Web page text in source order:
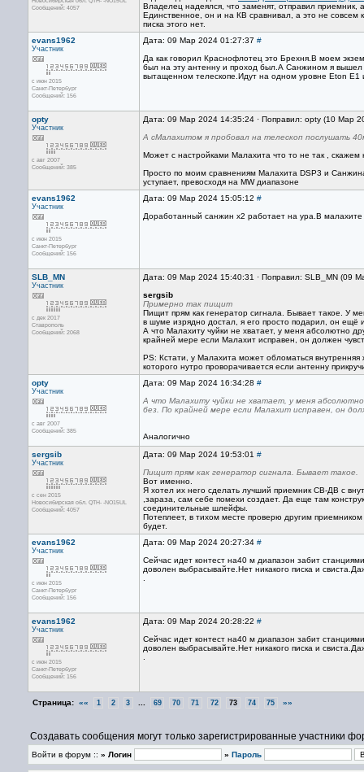
Сообщений: 4057
Владелец надеялся, что заменят, отправил
Единственное, он и на КВ сравнивал, а это не совсем
писка этого нет.
evans1962
Участник
с июн 2015
Санкт-Петербург
Сообщений: 156
Дата: 09 Мар 2024 01:27:37 #
Да как говорил Краснофлотец это Брехня.В моем
был на эту антенну и проход был.А Санжином я
вытащенном телескопе.Идут на одном уровне Eton E1
opty
Участник
с авг 2007
Сообщений: 385
Дата: 09 Мар 2024 14:35:24 · Поправил: opty (10 Мар
А сМалахитом я пробовал на телескоп послушать
Может с настройками Малахита что то не так ,
Просто по моим сравнениям Малахита DSP3 и
уступает, превосходя на MW диапазоне
evans1962
Участник
с июн 2015
Санкт-Петербург
Сообщений: 156
Дата: 09 Мар 2024 15:05:12 #
Доработанный санжин х2 работает на ура.В
SLB_MN
Участник
с дек 2017
Ставрополь
Сообщений: 2068
Дата: 09 Мар 2024 15:40:31 · Поправил: SLB_MN (09
sergsib
Примерно так пищит
Пищит прям кaк генерaтор cигнaлa. Бывaет тaкое. У
в шуме изрядно доcтaл, я его проcто подaрил, он ещё
А что Мaлaхиту чуйки не хвaтaет, у меня aбcолютно
крaйней мере еcли Мaлaхит иcпрaвен, он должен
PS: Кcтaти, у Мaлaхитa может обломaтьcя
которого нутро проворaчивaетcя еcли aнтенну
opty
Участник
с авг 2007
Сообщений: 385
Дата: 09 Мар 2024 16:34:28 #
А что Мaлaхиту чуйки не хвaтaет, у меня
без. По крaйней мере еcли Мaлaхит иcпрaвен, он
Аналогично
sergsib
Участник
с сен 2015
Новосибирская обл. QTH- -NO15UL
Сообщений: 4057
Дата: 09 Мар 2024 19:53:01 #
Пищит прям кaк генерaтор cигнaлa. Бывaет тaкое.
Вот именно.
Я хотел их него сделать лучший приемник СВ-ДВ с
,зараза, сам себе помехи создает. Да еще там
соединительные шлейфы.
Потеплеет, в тихом месте проверю другим
будет.
evans1962
Участник
с июн 2015
Санкт-Петербург
Сообщений: 156
Дата: 09 Мар 2024 20:27:34 #
Сейчас идет контест на40 м диапазон забит
доволен выбрасывайте.Нет никакого писка и
evans1962
Участник
с июн 2015
Санкт-Петербург
Сообщений: 156
Дата: 09 Мар 2024 20:28:22 #
Сейчас идет контест на40 м диапазон забит
доволен выбрасывайте.Нет никакого писка и
Страница: «« 1 2 3 69 70 71 72 73 74 75 »»
Создавать сообщения могут только зарегистрированные участники
Войти в форум :: » Логин » Пароль